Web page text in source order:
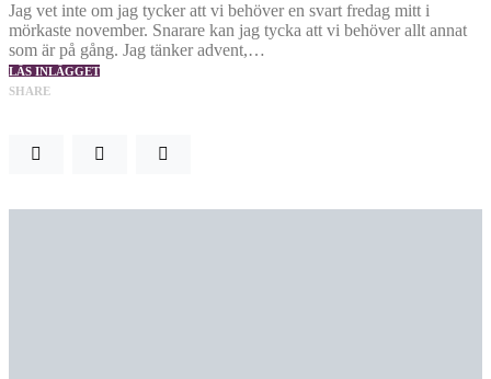
Jag vet inte om jag tycker att vi behöver en svart fredag mitt i
mörkaste november. Snarare kan jag tycka att vi behöver allt annat
som är på gång. Jag tänker advent,…
LÄS INLÄGGET
SHARE